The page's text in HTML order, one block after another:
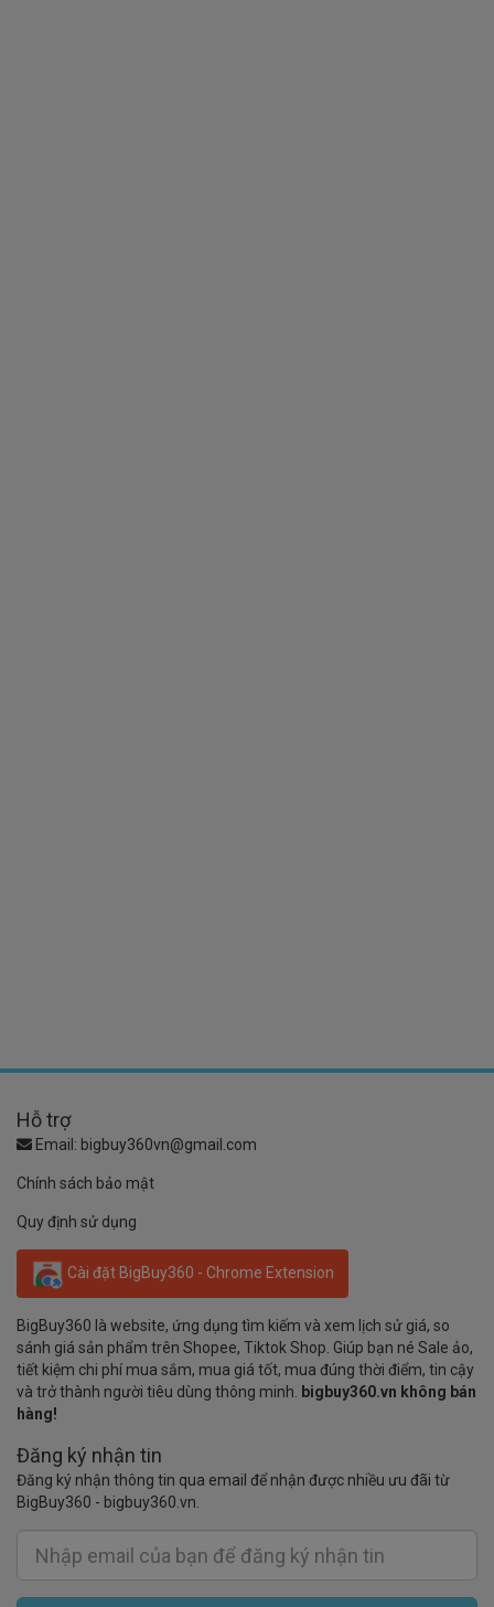
Hỗ trợ
Email: bigbuy360vn@gmail.com
Chính sách bảo mật
Quy định sử dụng
Cài đặt BigBuy360 - Chrome Extension
BigBuy360 là website, ứng dụng tìm kiếm và xem lịch sử giá, so
sánh giá sản phẩm trên Shopee, Tiktok Shop. Giúp bạn né Sale ảo,
tiết kiệm chi phí mua sắm, mua giá tốt, mua đúng thời điểm, tin cậy
và trở thành người tiêu dùng thông minh. bigbuy360.vn không bán
hàng!
Đăng ký nhận tin
Đăng ký nhận thông tin qua email để nhận được nhiều ưu đãi từ
BigBuy360 - bigbuy360.vn.